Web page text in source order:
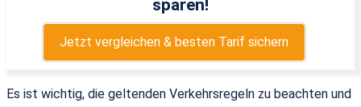
sparen!
Jetzt vergleichen & besten Tarif sichern
Es ist wichtig, die geltenden Verkehrsregeln zu beachten und